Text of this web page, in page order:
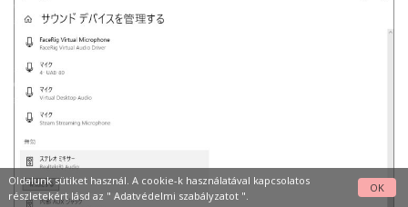
Oldalunk sütiket használ. A cookie-k használatával kapcsolatos
részletekért lásd az " Adatvédelmi szabályzatot".
OK